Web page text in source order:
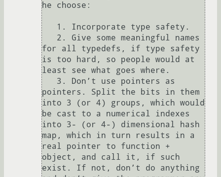
he choose:
for all typedefs, if type safety
is too hard, so people would at
least see what goes where.
pointers. Split the bits in them
into 3 (or 4) groups, which would
be cast to a numerical indexes
into 3- (or 4-) dimensional hash
map, which in turn results in a
real pointer to function +
object, and call it, if such
exist. If not, don’t do anything